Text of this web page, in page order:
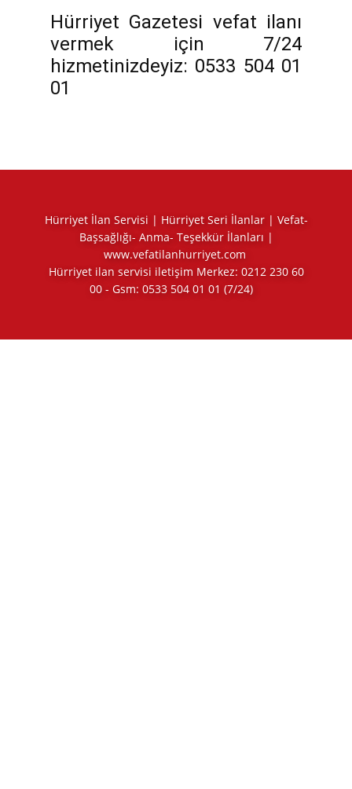
Hürriyet Gazetesi vefat ilanı
vermek için 7/24
hizmetinizdeyiz: 0533 504 01
01
Hürriyet İlan Servisi | Hürriyet Seri İlanlar | Vefat-
Başsağlığı- Anma- Teşekkür İlanları |
www.vefatilanhurriyet.com
Hürriyet ilan servisi iletişim Merkez: 0212 230 60
00 - Gsm: 0533 504 01 01 (7/24)